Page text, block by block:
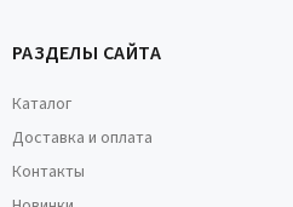
РАЗДЕЛЫ САЙТА
Каталог
Доставка и оплата
Контакты